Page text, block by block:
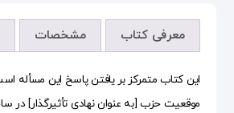
معرفی کتاب مشخصات
این کتاب متمرکز بر یافتن پاسخ این مسأله
موقعیت حزب [به عنوان نهادی تأثیرگذار] در